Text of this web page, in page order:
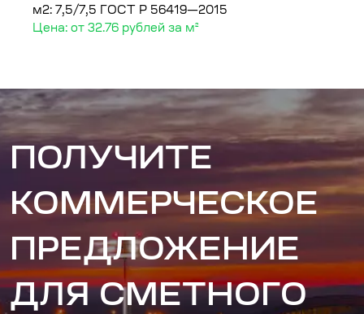
м2: 7,5/7,5
ГОСТ Р 56419—2015
Цена: от 32.76 рублей за м²
ПОЛУЧИТЕ
КОММЕРЧЕСКОЕ
ПРЕДЛОЖЕНИЕ
ДЛЯ СМЕТНОГО